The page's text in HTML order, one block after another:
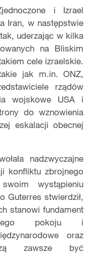
i Izrael
Iran, w następstwie
uderzając w kilka
na Bliskim
cele izraelskie.
jak m.in. ONZ,
rządów
wojskowe USA i
do wznowienia
eskalacji obecnej
nadzwyczajne
konfliktu zbrojnego
wystąpieniu
Guterres stwierdził,
stanowi fundament
pokoju i
oraz
zawsze być